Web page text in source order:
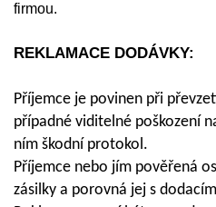
firmou.
REKLAMACE DODÁVKY:
Příjemce je povinen při
případné viditelné poškození
ním škodní protokol.
Příjemce nebo jím pověřená
zásilky a porovná jej s